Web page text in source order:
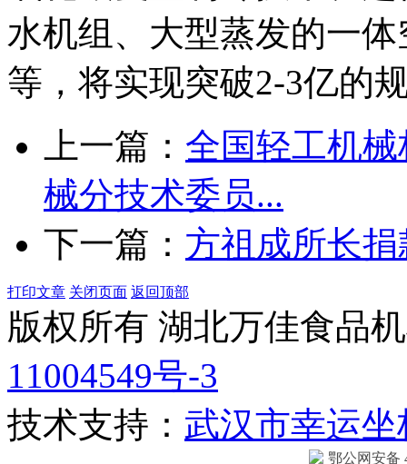
水机组、大型蒸发的一
等，将实现突破2-3亿的
上一篇： 全国轻工机
械分技术委员...
下一篇： 方祖成所长
打印文章 关闭页面 返回顶部
版权所有 湖北万佳食品
11004549号-3
技术支持： 武汉市幸运
鄂公网安备